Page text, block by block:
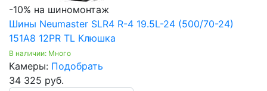
-10% на шиномонтаж
Шины Neumaster SLR4 R-4 19.5L-24 (500/70-24)
151A8 12PR TL Клюшка
В наличии: Много
Камеры: Подобрать
34 325 руб.